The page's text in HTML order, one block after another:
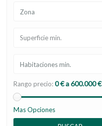
Zona
Habitaciones min.
Rango precio:0 € a 600.000 €
Mas Opciones